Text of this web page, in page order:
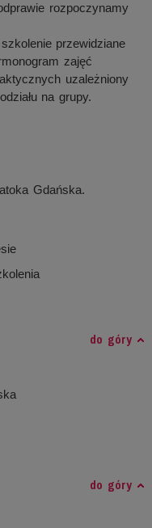
rozpoczynamy
przewidziane
zajęć
uzależniony
na grupy.
Gdańska.
do góry
do góry